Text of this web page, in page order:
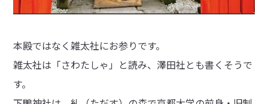
本殿ではなく雑太社にお参りです。
雑太社は「さわたしゃ」と読み、澤田社とも書くそうで
す。